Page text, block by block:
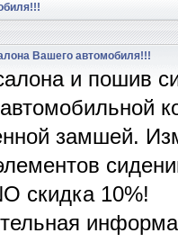
Вашего автомобиля!!!
и пошив
замшей.
скидка 10%!